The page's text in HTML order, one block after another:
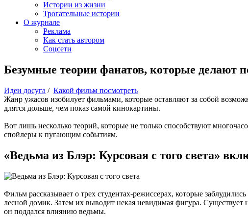
Истории из жизни
Трогательные истории
О журнале
Реклама
Как стать автором
Соцсети
Безумные теории фанатов, которые
Идеи досуга / Какой фильм посмотреть
Жанр ужасов изобилует фильмами, которые оставляют за собой
длятся дольше, чем показ самой кинокартины.
Вот лишь несколько теорий, которые не только способствуют
спойлеры к пугающим событиям.
«Ведьма из Блэр: Курсовая с того света»
Фильм рассказывает о трех студентах-режиссерах, которые
лесной домик. Затем их выводит некая невидимая фигура.
он поддался влиянию ведьмы.